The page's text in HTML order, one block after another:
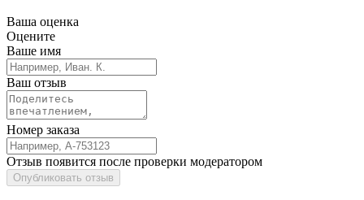
Ваша оценка
Оцените
Ваше имя
Ваш отзыв
Номер заказа
Отзыв появится после проверки модератором
Опубликовать отзыв